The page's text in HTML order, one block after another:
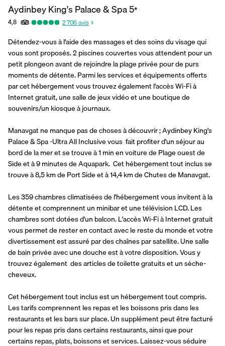
Aydinbey King's Palace & Spa5*
4,8 2 706avis
Détendez-vous à l'aide des massages et des soins du visage qui
vous sont proposés. 2 piscines couvertes vous attendent pour un
petit plongeon avant de rejoindre la plage privée pour de purs
moments de détente. Parmi les services et équipements offerts
par cet hébergement vous trouvez également l'accès Wi-Fi à
Internet gratuit, une salle de jeux vidéo et une boutique de
souvenirs/un kiosque à journaux.
Manavgat ne manque pas de choses à découvrir ; Aydinbey King's
Palace & Spa -Ultra All Inclusive vous  fait profiter d'un séjour au
bord de la mer et se trouve à 1 min en voiture de Plage ouest de
Side et à 9 minutes de Aquapark.  Cet hébergement tout inclus se
trouve à 8,5 km de Port Side et à 14,4 km de Chutes de Manavgat.
Les 359 chambres climatisées de l'hébergement vous invitent à la
détente et comprennent un minibar et une télévision LCD. Les
chambres sont dotées d'un balcon. L'accès Wi-Fi à Internet gratuit
vous permet de rester en contact avec le reste du monde et votre
divertissement est assuré par des chaînes par satellite. Une salle
de bain privée avec une douche est à votre disposition. Vous y
trouvez également  des articles de toilette gratuits et un sèche-
cheveux.
Cet hébergement tout inclus est un hébergement tout compris.
Les tarifs comprennent les repas et les boissons pris dans les
restaurants et les bars sur place. Un supplément peut être facturé
pour les repas pris dans certains restaurants, ainsi que pour
certains repas, plats, boissons et services. Laissez-vous séduire